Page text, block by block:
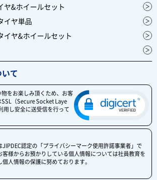
ヤ&ホイールセット
イヤ単品
イヤ&ホイールセット
て
をお楽しみ頂くため、お客
（Secure Socket Laye
用し安全に送受信を行って
JIPDEC認定の「プライバシーマーク使用許諾事業者」で
客様からお預かりしている個人情報については社員教育を
個人情報の保護に努めております。